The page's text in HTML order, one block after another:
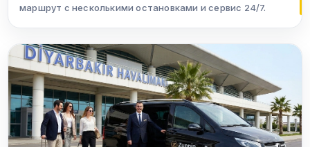
маршрут с несколькими остановками и сервис 24/7.